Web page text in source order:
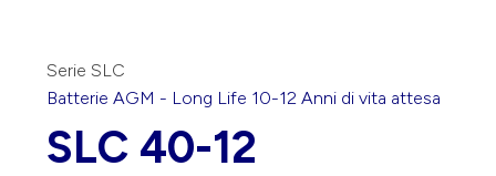
Serie SLC
BatterieAGM - Long Life 10-12 Anni di vita attesa
SLC 40-12